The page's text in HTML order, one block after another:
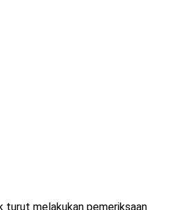
turut melakukan pemeriksaan